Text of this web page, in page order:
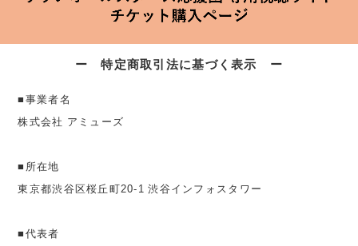
ー 特定商取引法に基づく表示 ー
■事業者名
株式会社 アミューズ
■所在地
東京都渋谷区桜丘町20-1 渋谷インフォスタワー
■代表者